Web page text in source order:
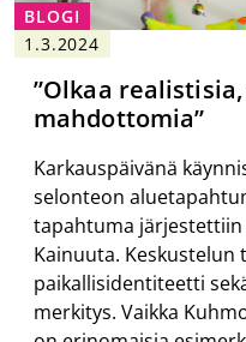
BLOGI
1.3.2024
”Olkaa
mahdottomia”
Karkauspäivänä
selonteon
tapahtuma järjestettiin
Kainuuta. Keskustelun
paikallisidentiteetti
merkitys. Vaikka